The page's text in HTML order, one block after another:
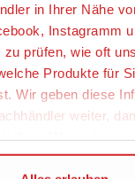
in Ihrer Nähe
Instagramm
zu prüfen, wie oft
Produkte für
Wir geben diese
weiter,
Ist es ein
braune
und ein
im Dunkeln
100 Prozent